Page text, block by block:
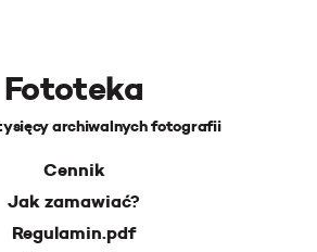
Fototeka
archiwalnych fotografii
Cennik
Jak zamawiać?
Regulamin.pdf